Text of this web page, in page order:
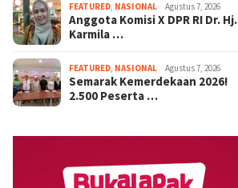
FEATURED, NASIONAL Agustus 7, 2026
Anggota Komisi X DPR RI Dr. Hj.
Karmila …
FEATURED, NASIONAL Agustus 7, 2026
Semarak Kemerdekaan 2026!
2.500 Peserta …